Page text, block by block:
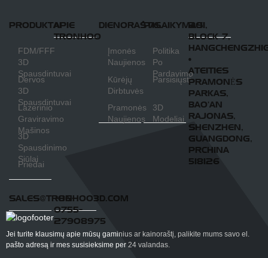
PRODUKTAI
FDM/FFF
3D
Spausdintuvai
Dervos
3D
Spausdintuvai
Lazerinio
Graviravimo
Mašinos
3D
Spausdinimo
Siūlai
Priedai
APIE
TRONHOO
DIENORAŠTIS
Įmonės
Naujienos
Kūrėjų
Dirbtuvės
Pramonės
Naujienos
PALAIKYMAS
Politika
Po
Pardavimo
Parsisiųsti
3D
Modeliai
201,
BLOCK 7,
•
ATEITIES
PRAMONĖS
PARKAS,
BAO'AN
RAJONAS,
SHENZHEN,
GUANGDONG,
PRCHINA
518126
SALES@TRONHOO3D.COM
+86-
0755-
27908975
Jei turite klausimų apie mūsų gaminius ar kainoraštį, palikite mums savo el.
pašto adresą ir mes susisieksime per 24 valandas.